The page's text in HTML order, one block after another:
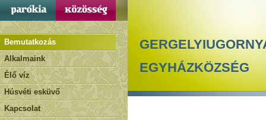
Bemutatkozás
Alkalmaink
Élő víz
Húsvéti esküvő
Kapcsolat
EGYHÁZKÖZSÉG